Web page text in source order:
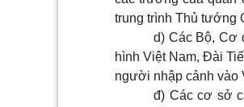
trung trình Thủ tướng
d) Các Bộ, Cơ
hình Việt Nam, Đài
người nhập cảnh vào
đ) Các cơ sở